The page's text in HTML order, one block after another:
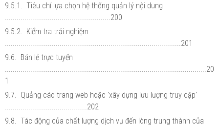
9.5.1. Tiêu chí lựa chọn hệ thống quản lý nội dung
......................................................200
9.5.2. Kiểm tra trải nghiệm
..........................................................................................201
9.6. Bán lẻ trực tuyến
.......................................................................................................20
1
9.7. Quảng cáo trang web hoặc 'xây dựng lưu lượng truy cập'
..........................................202
9.8. Tác động của chất lượng dịch vụ đến lòng trung thành của